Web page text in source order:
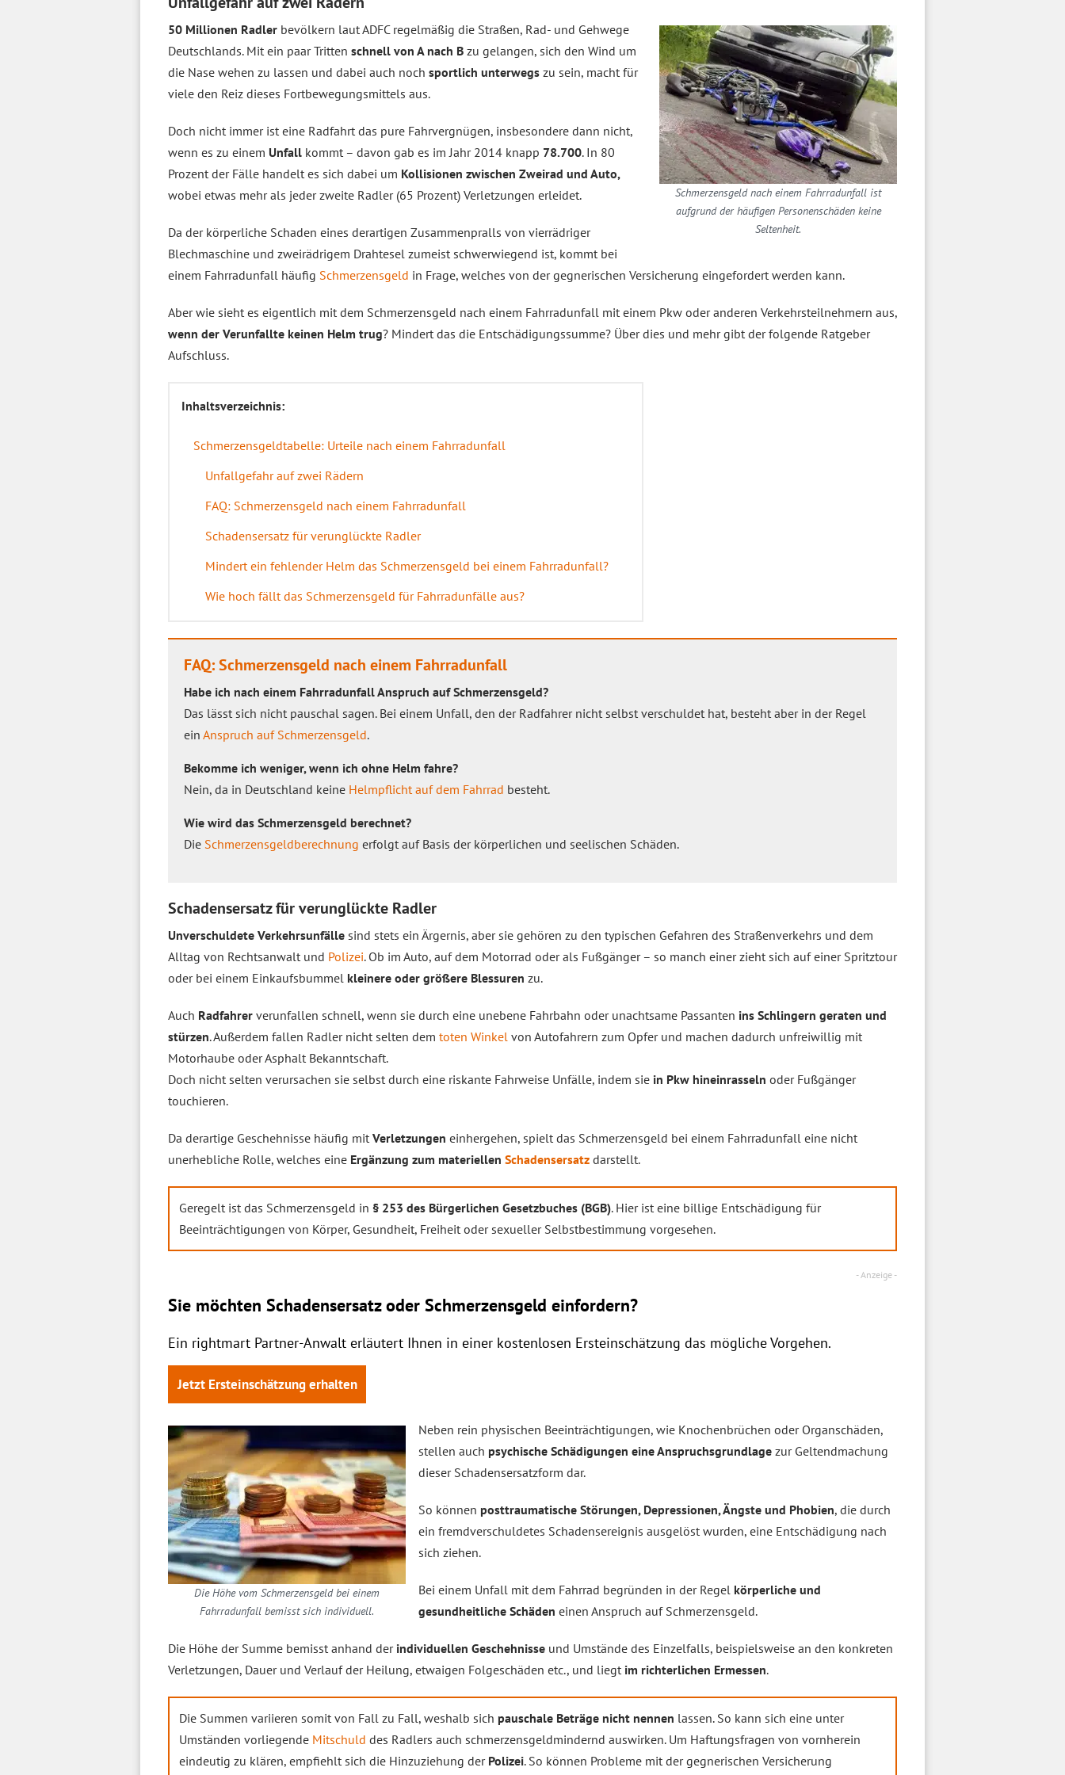
Schmerzensgeld nach einem Fahrradunfall ist
aufgrund der häufigen Personenschäden keine
Seltenheit.
50 Millionen Radler bevölkern laut ADFC regelmäßig die Straßen, Rad- und Gehwege
Deutschlands. Mit ein paar Tritten schnell von A nach B zu gelangen, sich den Wind um
die Nase wehen zu lassen und dabei auch noch sportlich unterwegs zu sein, macht für
viele den Reiz dieses Fortbewegungsmittels aus.
Doch nicht immer ist eine Radfahrt das pure Fahrvergnügen, insbesondere dann nicht,
wenn es zu einem Unfall kommt – davon gab es im Jahr 2014 knapp 78.700. In 80
Prozent der Fälle handelt es sich dabei um Kollisionen zwischen Zweirad und Auto,
wobei etwas mehr als jeder zweite Radler (65 Prozent) Verletzungen erleidet.
Da der körperliche Schaden eines derartigen Zusammenpralls von vierrädriger
Blechmaschine und zweirädrigem Drahtesel zumeist schwerwiegend ist, kommt bei
einem Fahrradunfall häufig Schmerzensgeld in Frage, welches von der gegnerischen Versicherung eingefordert werden kann.
Aber wie sieht es eigentlich mit dem Schmerzensgeld nach einem Fahrradunfall mit einem Pkw oder anderen Verkehrsteilnehmern aus,
wenn der Verunfallte keinen Helm trug? Mindert das die Entschädigungssumme? Über dies und mehr gibt der folgende Ratgeber
Aufschluss.
Inhaltsverzeichnis:
Schmerzensgeldtabelle: Urteile nach einem Fahrradunfall
Unfallgefahr auf zwei Rädern
FAQ: Schmerzensgeld nach einem Fahrradunfall
Schadensersatz für verunglückte Radler
Mindert ein fehlender Helm das Schmerzensgeld bei einem Fahrradunfall?
Wie hoch fällt das Schmerzensgeld für Fahrradunfälle aus?
FAQ: Schmerzensgeld nach einem Fahrradunfall
Habe ich nach einem Fahrradunfall Anspruch auf Schmerzensgeld?
Das lässt sich nicht pauschal sagen. Bei einem Unfall, den der Radfahrer nicht selbst verschuldet hat, besteht aber in der Regel
ein Anspruch auf Schmerzensgeld.
Bekomme ich weniger, wenn ich ohne Helm fahre?
Nein, da in Deutschland keine Helmpflicht auf dem Fahrrad besteht.
Wie wird das Schmerzensgeld berechnet?
Die Schmerzensgeldberechnung erfolgt auf Basis der körperlichen und seelischen Schäden.
Schadensersatz für verunglückte Radler
Unverschuldete Verkehrsunfälle sind stets ein Ärgernis, aber sie gehören zu den typischen Gefahren des Straßenverkehrs und dem
Alltag von Rechtsanwalt und Polizei. Ob im Auto, auf dem Motorrad oder als Fußgänger – so manch einer zieht sich auf einer Spritztour
oder bei einem Einkaufsbummel kleinere oder größere Blessuren zu.
Auch Radfahrer verunfallen schnell, wenn sie durch eine unebene Fahrbahn oder unachtsame Passanten ins Schlingern geraten und
stürzen. Außerdem fallen Radler nicht selten dem toten Winkel von Autofahrern zum Opfer und machen dadurch unfreiwillig mit
Motorhaube oder Asphalt Bekanntschaft.
Doch nicht selten verursachen sie selbst durch eine riskante Fahrweise Unfälle, indem sie in Pkw hineinrasseln oder Fußgänger
touchieren.
Da derartige Geschehnisse häufig mit Verletzungen einhergehen, spielt das Schmerzensgeld bei einem Fahrradunfall eine nicht
unerhebliche Rolle, welches eine Ergänzung zum materiellen Schadensersatz darstellt.
Geregelt ist das Schmerzensgeld in § 253 des Bürgerlichen Gesetzbuches (BGB). Hier ist eine billige Entschädigung für
Beeinträchtigungen von Körper, Gesundheit, Freiheit oder sexueller Selbstbestimmung vorgesehen.
Sie möchten Schadensersatz oder Schmerzensgeld einfordern?
Ein rightmart Partner-Anwalt erläutert Ihnen in einer kostenlosen Ersteinschätzung das mögliche Vorgehen.
Jetzt Ersteinschätzung erhalten
Die Höhe vom Schmerzensgeld bei einem
Fahrradunfall bemisst sich individuell.
Neben rein physischen Beeinträchtigungen, wie Knochenbrüchen oder Organschäden,
stellen auch psychische Schädigungen eine Anspruchsgrundlage zur Geltendmachung
dieser Schadensersatzform dar.
So können posttraumatische Störungen, Depressionen, Ängste und Phobien, die durch
ein fremdverschuldetes Schadensereignis ausgelöst wurden, eine Entschädigung nach
sich ziehen.
Bei einem Unfall mit dem Fahrrad begründen in der Regel körperliche und
gesundheitliche Schäden einen Anspruch auf Schmerzensgeld.
Die Höhe der Summe bemisst anhand der individuellen Geschehnisse und Umstände des Einzelfalls, beispielsweise an den konkreten
Verletzungen, Dauer und Verlauf der Heilung, etwaigen Folgeschäden etc., und liegt im richterlichen Ermessen.
Die Summen variieren somit von Fall zu Fall, weshalb sich pauschale Beträge nicht nennen lassen. So kann sich eine unter
Umständen vorliegende Mitschuld des Radlers auch schmerzensgeldmindernd auswirken. Um Haftungsfragen von vornherein
eindeutig zu klären, empfiehlt sich die Hinzuziehung der Polizei. So können Probleme mit der gegnerischen Versicherung